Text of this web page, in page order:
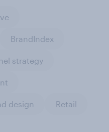
BrandIndex
strategy
design Retail